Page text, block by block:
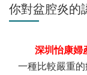
你對盆腔炎的
深圳怡康婦
一種比較嚴重